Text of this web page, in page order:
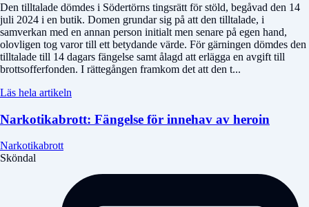
Den tilltalade dömdes i Södertörns tingsrätt för stöld, begåvad den 14
juli 2024 i en butik. Domen grundar sig på att den tilltalade, i
samverkan med en annan person initialt men senare på egen hand,
olovligen tog varor till ett betydande värde. För gärningen dömdes den
tilltalade till 14 dagars fängelse samt ålagd att erlägga en avgift till
brottsofferfonden. I rättegången framkom det att den t...
Läs hela artikeln
Narkotikabrott: Fängelse för innehav av heroin
Narkotikabrott
Sköndal